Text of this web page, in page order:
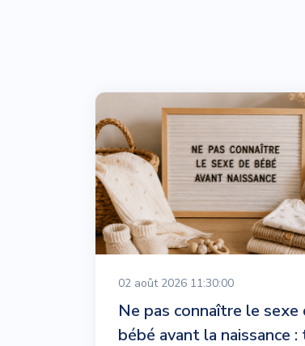
02 août 2026 11:30:00
Ne pas connaître le sexe
bébé avant la naissance